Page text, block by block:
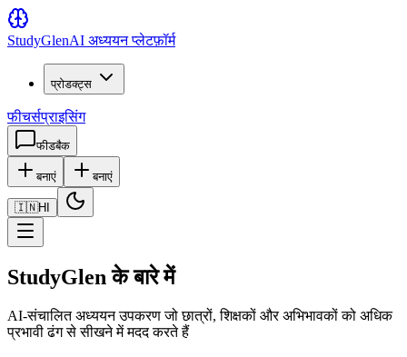
StudyGlenAI अध्ययन प्लेटफ़ॉर्म
प्रोडक्ट्स
फीचर्सप्राइसिंग
फीडबैक
बनाएं बनाएं
🇮🇳HI
StudyGlen के बारे में
AI-संचालित अध्ययन उपकरण जो छात्रों, शिक्षकों और अभिभावकों को अधिक
प्रभावी ढंग से सीखने में मदद करते हैं